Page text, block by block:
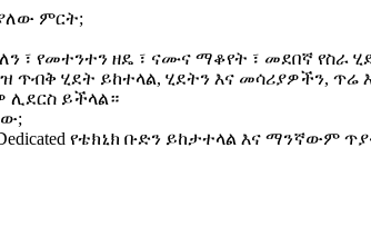
ምርት;
፣ የመተንተን ዘዴ ፣ ናሙና ማቆየት ፣ መደበኛ የስራ
ሂደት ይከተላል, ሂደትን እና መሳሪያዎችን, ጥሬ
ሊደርስ ይችላል።
የቴክኒክ ቡድን ይከታተላል እና ማንኛውም